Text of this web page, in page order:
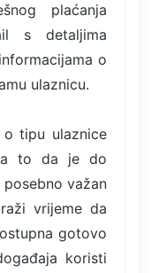
plaćanja
s detaljima
o
ulaznicu.
tipu ulaznice
to da je do
važan
vrijeme da
gotovo
koristi